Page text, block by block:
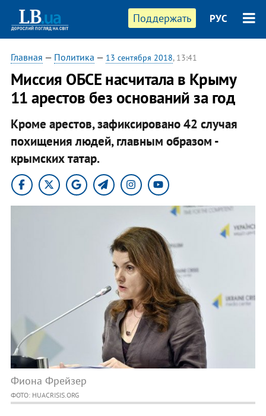
Поддержать РУС
Главная — Политика — 13 сентября 2018, 13:41
Миссия ОБСЕ насчитала в Крыму
11 арестов без оснований за год
Кроме арестов, зафиксировано 42 случая
похищения людей, главным образом -
крымских татар.
Фиона Фрейзер
ФОТО: HUACRISIS.ORG